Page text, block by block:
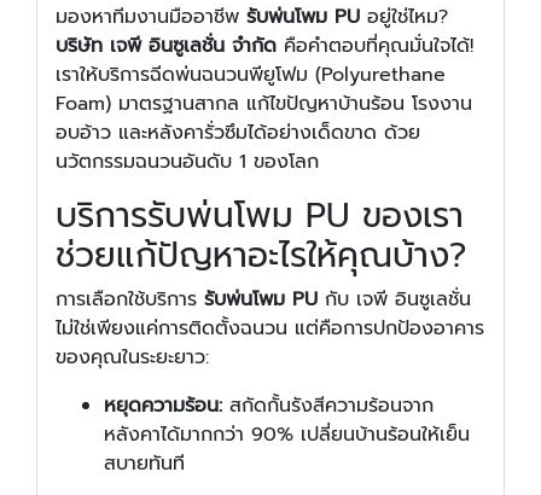
มองหาทีมงานมืออาชีพ รับพ่นโพม PU อยู่ใช่ไหม?
บริษัท เจพี อินซูเลชั่น จำกัด คือคำตอบที่คุณมั่นใจได้!
เราให้บริการฉีดพ่นฉนวนพียูโฟม (Polyurethane
Foam) มาตรฐานสากล แก้ไขปัญหาบ้านร้อน โรงงาน
อบอ้าว และหลังคารั่วซึมได้อย่างเด็ดขาด ด้วย
นวัตกรรมฉนวนอันดับ 1 ของโลก
บริการรับพ่นโพม PU ของเรา
ช่วยแก้ปัญหาอะไรให้คุณบ้าง?
การเลือกใช้บริการ รับพ่นโพม PU กับ เจพี อินซูเลชั่น
ไม่ใช่เพียงแค่การติดตั้งฉนวน แต่คือการปกป้องอาคาร
ของคุณในระยะยาว:
หยุดความร้อน: สกัดกั้นรังสีความร้อนจาก
หลังคาได้มากกว่า 90% เปลี่ยนบ้านร้อนให้เย็น
สบายทันที